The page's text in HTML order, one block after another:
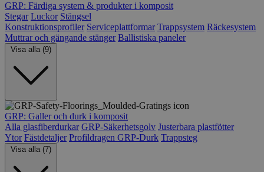
GRP: Färdiga system & produkter i komposit
Stegar Luckor Stängsel
Konstruktionsprofiler Serviceplattformar Trappsystem Räckesystem
Muttrar och gängande stänger Ballistiska paneler
Visa alla (9)
GRP: Galler och durk i komposit
Alla glasfiberdurkar GRP-Säkerhetsgolv Justerbara plastfötter
Ytor Fästdetaljer Profildragen GRP-Durk Trappsteg
Visa alla (7)